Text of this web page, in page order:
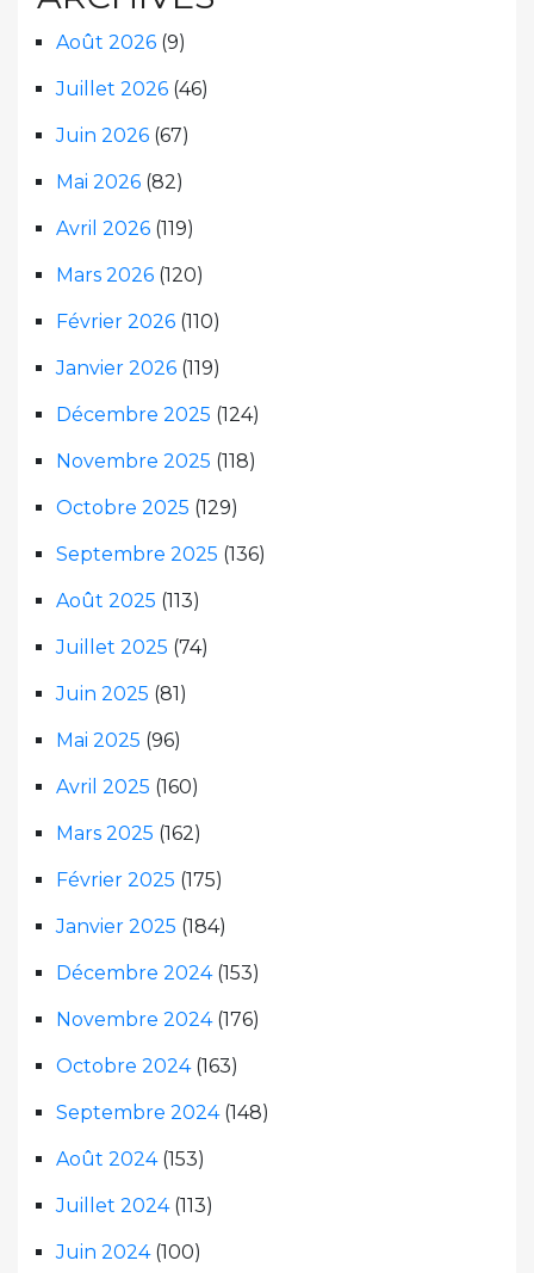
Août 2026 (9)
Juillet 2026 (46)
Juin 2026 (67)
Mai 2026 (82)
Avril 2026 (119)
Mars 2026 (120)
Février 2026 (110)
Janvier 2026 (119)
Décembre 2025 (124)
Novembre 2025 (118)
Octobre 2025 (129)
Septembre 2025 (136)
Août 2025 (113)
Juillet 2025 (74)
Juin 2025 (81)
Mai 2025 (96)
Avril 2025 (160)
Mars 2025 (162)
Février 2025 (175)
Janvier 2025 (184)
Décembre 2024(153)
Novembre 2024(176)
Octobre 2024(163)
Septembre 2024(148)
Août 2024(153)
Juillet 2024(113)
Juin 2024(100)